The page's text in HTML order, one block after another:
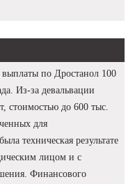
по Дростанол 100
Из-за девальвации
стоимостью до 600 тыс.
для
техническая результате
лицом и с
Финансового